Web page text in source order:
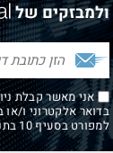
ולמבזקים של
אני מאשר קבלת
בדואר אלקטרוני ו/
למפורט בסעיף 10 בתנאי השימוש